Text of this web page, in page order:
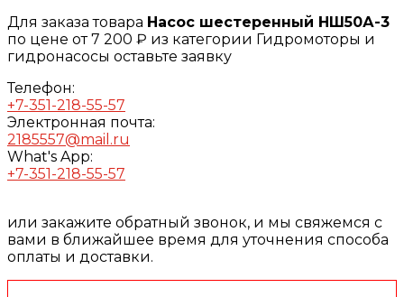
Для заказа товара Насос шестеренный НШ50А-3
по цене от 7 200 ₽ из категории Гидромоторы и
гидронасосы оставьте заявку
Телефон:
+7-351-218-55-57
Электронная почта:
2185557@mail.ru
What's App:
+7-351-218-55-57
или закажите обратный звонок, и мы свяжемся с
вами в ближайшее время для уточнения способа
оплаты и доставки.